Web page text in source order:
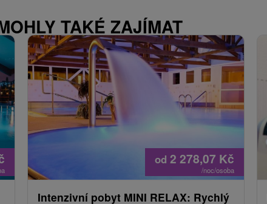
TAKÉ ZAJÍMAT
od 2 278,07 Kč
/noc/osoba
Intenzivní pobyt MINI RELAX: Rychlý